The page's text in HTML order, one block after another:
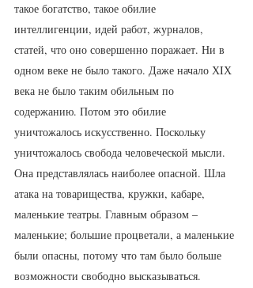
такое богатство, такое обилие
интеллигенции, идей работ, журналов,
статей, что оно совершенно поражает. Ни в
одном веке не было такого. Даже начало ХIХ
века не было таким обильным по
содержанию. Потом это обилие
уничтожалось искусственно. Поскольку
уничтожалось свобода человеческой мысли.
Она представлялась наиболее опасной. Шла
атака на товарищества, кружки, кабаре,
маленькие театры. Главным образом –
маленькие; большие процветали, а маленькие
были опасны, потому что там было больше
возможности свободно высказываться.